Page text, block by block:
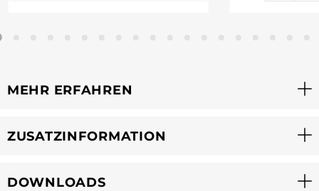
MEHR ERFAHREN
ZUSATZINFORMATION
DOWNLOADS